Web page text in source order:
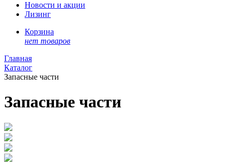
Новости и акции
Лизинг
Корзина
нет товаров
Главная
Каталог
Запасные части
Запасные части